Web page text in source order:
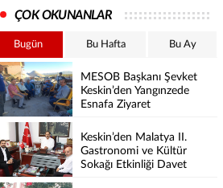
ÇOK OKUNANLAR
Bugün Bu Hafta Bu Ay
MESOB Başkanı Şevket
Keskin’den Yangınzede
Esnafa Ziyaret
Keskin’den Malatya II.
Gastronomi ve Kültür
Sokağı Etkinliği Davet